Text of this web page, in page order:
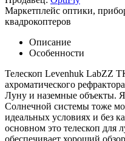
Маркетплейс оптики,
квадрокоптеров
Описание
Особенности
Телескоп Levenhuk LabZZ
ахроматического
Луну и наземные объекты.
Солнечной системы тоже
идеальных условиях и без
основном это телескоп